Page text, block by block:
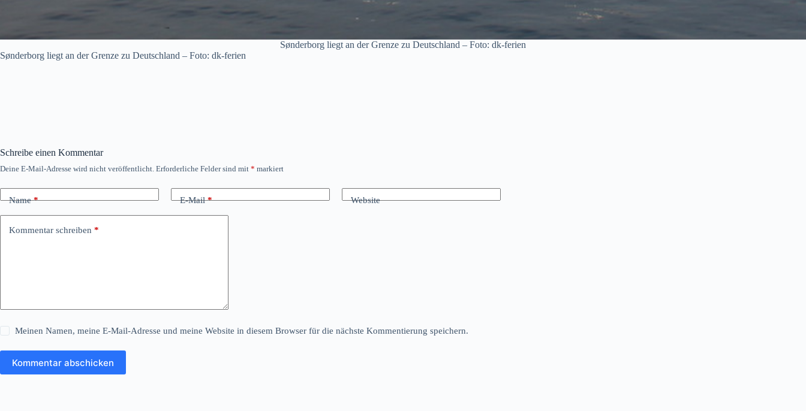
Sønderborg liegt an der Grenze zu Deutschland – Foto: dk-ferien
Sønderborg liegt an der Grenze zu Deutschland – Foto: dk-ferien
Schreibe einen Kommentar
Deine E-Mail-Adresse wird nicht veröffentlicht. Erforderliche Felder sind mit * markiert
Name* E-Mail* Website
Kommentar schreiben *
Meinen Namen, meine E-Mail-Adresse und meine Website in diesem Browser für die nächste Kommentierung speichern.
Kommentar abschicken